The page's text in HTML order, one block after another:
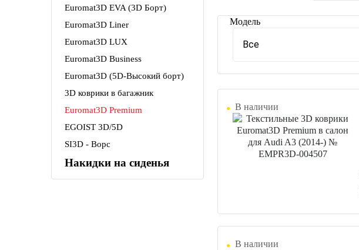
Euromat3D EVA (3D Борт)
Euromat3D Liner
Euromat3D LUX
Euromat3D Business
Euromat3D (5D-Высокий борт)
3D коврики в багажник
Euromat3D Premium
EGOIST 3D/5D
SI3D - Ворс
Накидки на сиденья
Модель
Все
В наличии
В наличии